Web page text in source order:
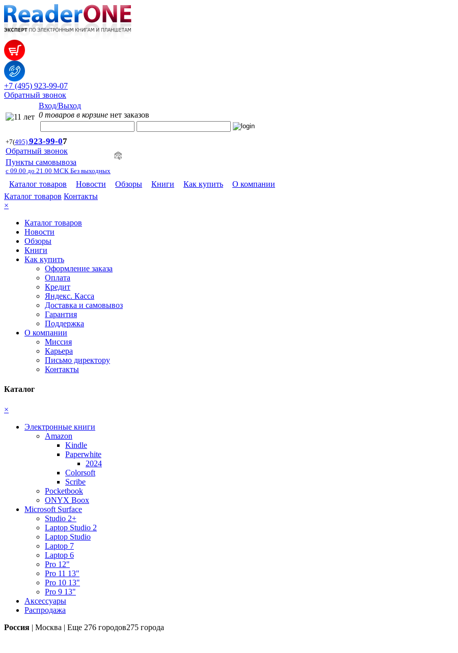
+7 (495) 923-99-07
Обратный звонок
Вход/Выход
0 товаров в корзине нет заказов
+7(495) 923-99-07
Обратный звонок
Пункты самовывоза
с 09.00 до 21.00 МСК Без выходных
Каталог товаров Новости Обзоры Книги Как купить
О компании
Каталог товаров Контакты
×
Каталог товаров
Новости
Обзоры
Книги
Как купить
Оформление заказа
Оплата
Кредит
Яндекс. Касса
Доставка и самовывоз
Гарантия
Поддержка
О компании
Миссия
Карьера
Письмо директору
Контакты
Каталог
×
Электронные книги
Amazon
Kindle
Paperwhite
2024
Colorsoft
Scribe
Pocketbook
ONYX Boox
Microsoft Surface
Studio 2+
Laptop Studio 2
Laptop Studio
Laptop 7
Laptop 6
Pro 12"
Pro 11 13"
Pro 10 13"
Pro 9 13"
Аксессуары
Распродажа
Россия | Москва | Еще 276 городов275 города